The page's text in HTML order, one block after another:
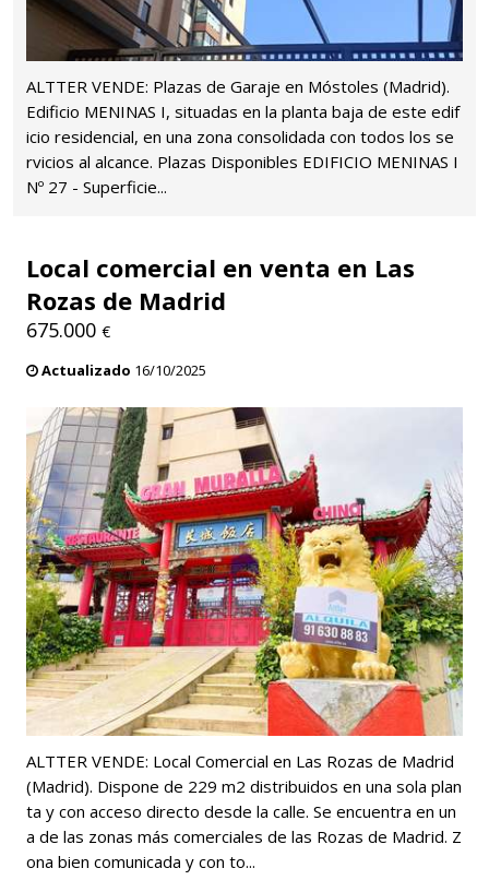
ALTTER VENDE: Plazas de Garaje en Móstoles (Madrid).
Edificio MENINAS I, situadas en la planta baja de este edif
icio residencial, en una zona consolidada con todos los se
rvicios al alcance. Plazas Disponibles EDIFICIO MENINAS I
Nº 27 - Superficie...
Local comercial en venta en Las
Rozas de Madrid
675.000 €
Actualizado 16/10/2025
ALTTER VENDE: Local Comercial en Las Rozas de Madrid
(Madrid). Dispone de 229 m2 distribuidos en una sola plan
ta y con acceso directo desde la calle. Se encuentra en un
a de las zonas más comerciales de las Rozas de Madrid. Z
ona bien comunicada y con to...